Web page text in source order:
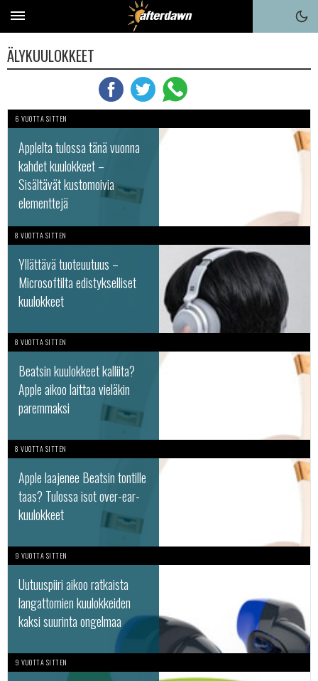
ÄLYKUULOKKEET
6 VUOTTA SITTEN
Applelta tulossa tänä vuonna
kahdet kuulokkeet –
Sisältävät kustomoivia
elementtejä
8 VUOTTA SITTEN
Yllättävä tuoteuutuus –
Microsoftilta edistykselliset
kuulokkeet
8 VUOTTA SITTEN
Beatsin kuulokkeet kalliita?
Apple aikoo laittaa vieläkin
paremmaksi
8 VUOTTA SITTEN
Apple laajenee Beatsin tontille
taas? Tulossa isot over-ear-
kuulokkeet
9 VUOTTA SITTEN
Uutuuspiiri aikoo ratkaista
langattomien kuulokkeiden
kaksi suurinta ongelmaa
9 VUOTTA SITTEN